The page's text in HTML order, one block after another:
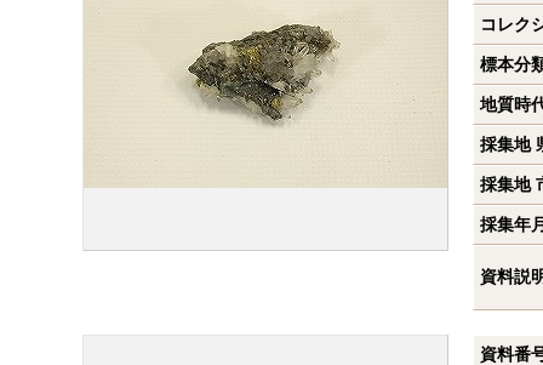
コレク
標本分
地質時
採集地
採集地
採集年
資料説
資料番